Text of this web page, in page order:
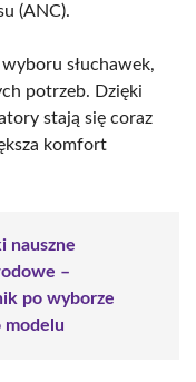
(ANC).
słuchawek,
potrzeb. Dzięki
stają się coraz
komfort
nauszne
–
po wyborze
modelu